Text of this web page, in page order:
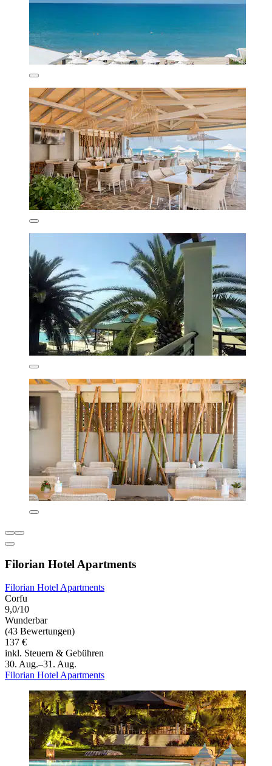
Filorian Hotel Apartments
Filorian Hotel Apartments
Corfu
9,0/10
Wunderbar
(43 Bewertungen)
137 €
inkl. Steuern & Gebühren
30. Aug.–31. Aug.
Filorian Hotel Apartments